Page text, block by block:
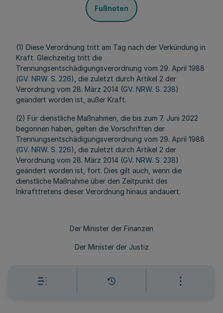
Fußnoten
(1) Diese Verordnung tritt am Tag nach der Verkündung in
Kraft. Gleichzeitig tritt die
Trennungsentschädigungsverordnung vom 29. April 1988
(GV. NRW. S. 226), die zuletzt durch Artikel 2 der
Verordnung vom 28. März 2014 (GV. NRW. S. 238)
geändert worden ist, außer Kraft.
(2) Für dienstliche Maßnahmen, die bis zum 7. Juni 2022
begonnen haben, gelten die Vorschriften der
Trennungsentschädigungsverordnung vom 29. April 1988
(GV. NRW. S. 226), die zuletzt durch Artikel 2 der
Verordnung vom 28. März 2014 (GV. NRW. S. 238)
geändert worden ist, fort. Dies gilt auch, wenn die
dienstliche Maßnahme über den Zeitpunkt des
Inkrafttretens dieser Verordnung hinaus andauert.
Der Minister der Finanzen
Der Minister der Justiz